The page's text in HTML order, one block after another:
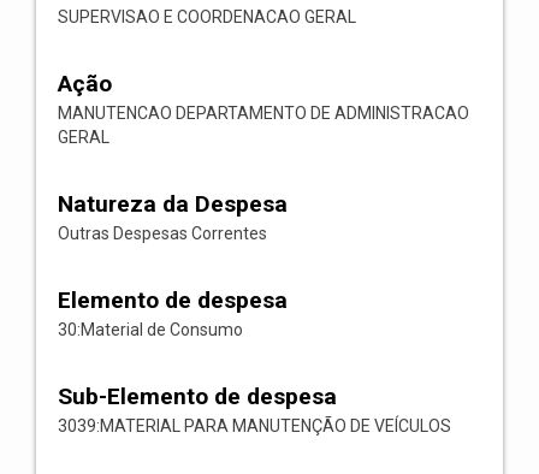
SUPERVISAO E COORDENACAO GERAL
Ação
MANUTENCAO DEPARTAMENTO DE ADMINISTRACAO
GERAL
Natureza da Despesa
Outras Despesas Correntes
Elemento de despesa
30:Material de Consumo
Sub-Elemento de despesa
3039:MATERIAL PARA MANUTENÇÃO DE VEÍCULOS